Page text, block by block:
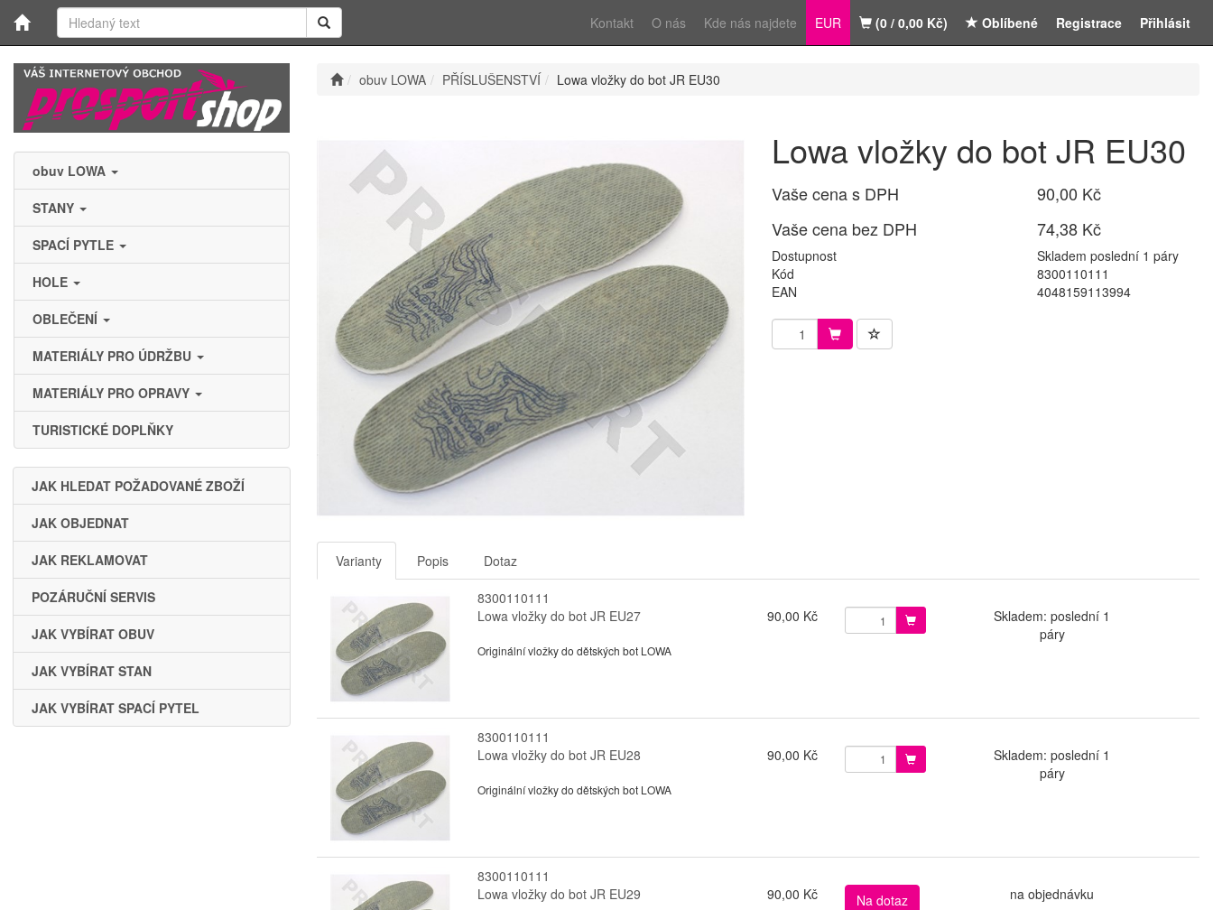
Registrace Přihlásit
Kontakt O nás Kde nás najdete EUR (0 / 0,00 Kč) Oblíbené
obuv LOWA
STANY
SPACÍ PYTLE
HOLE
OBLEČENÍ
MATERIÁLY PRO ÚDRŽBU
MATERIÁLY PRO OPRAVY
TURISTICKÉ DOPLŇKY
JAK HLEDAT POŽADOVANÉ ZBOŽÍ
JAK OBJEDNAT
JAK REKLAMOVAT
POZÁRUČNÍ SERVIS
JAK VYBÍRAT OBUV
JAK VYBÍRAT STAN
JAK VYBÍRAT SPACÍ PYTEL
obuv LOWA PŘÍSLUŠENSTVÍ Lowa vložky do bot JR EU30
Lowa vložky do bot JR EU30
Vaše cena s DPH
90,00 Kč
Vaše cena bez DPH
74,38 Kč
Dostupnost
Skladem poslední 1 páry
Kód
8300110111
EAN
4048159113994
Varianty Popis Dotaz
8300110111
Lowa vložky do bot JR EU27
90,00 Kč
Skladem: poslední 1
páry
Originální vložky do dětských bot LOWA
8300110111
Lowa vložky do bot JR EU28
90,00 Kč
Skladem: poslední 1
páry
Originální vložky do dětských bot LOWA
8300110111
Lowa vložky do bot JR EU29
90,00 Kč Na dotaz na objednávku